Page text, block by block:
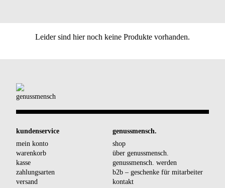
Leider sind hier noch keine Produkte vorhanden.
kundenservice
mein konto
warenkorb
kasse
zahlungsarten
versand
genussmensch.
shop
über genussmensch.
genussmensch. werden
b2b – geschenke für mitarbeiter
kontakt